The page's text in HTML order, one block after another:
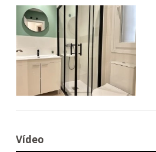
Vídeo